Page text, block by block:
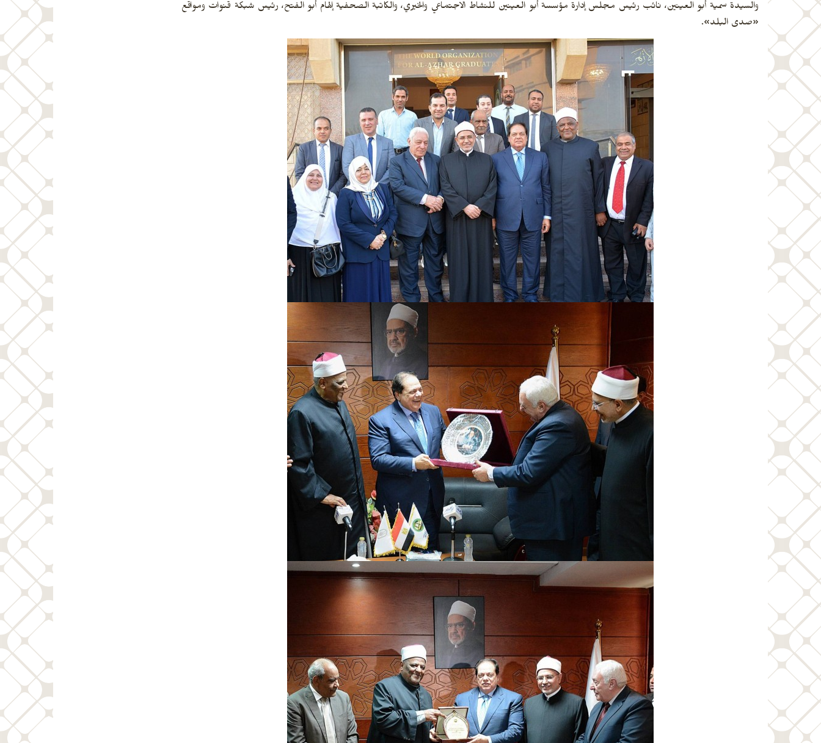
والسيدة سمية أبو العينين، نائب رئيس مجلس إدارة مؤسسة أبو العينين للنشاط الاجتماعي والخيري، والكاتبة الصحفية إلهام أبو الفتح، رئيس شبكة قنوات ومواقع
«صدى البلد».